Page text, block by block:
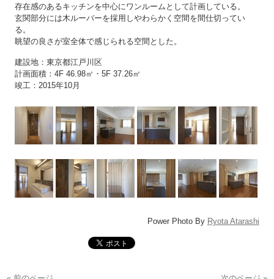
存在感のあるキッチンを中心にワンルームとして計画している。
玄関部分には木ルーバーを採用しやわらかく空間を間仕切ってい
る。
眺望の良さが室全体で感じられる空間とした。
建設地：東京都江戸川区
計画面積：4F 46.98㎡・5F 37.26㎡
竣工：2015年10月
Power Photo By Ryota Atarashi